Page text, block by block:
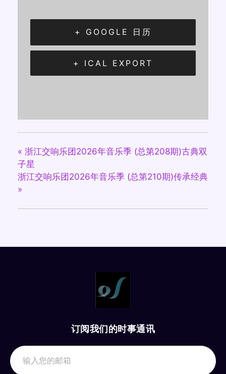
+ GOOGLE 日历
+ ICAL EXPORT
« 浙江交响乐团2026年音乐季 (总第208期)古典双
子星
浙江交响乐团2026年音乐季 (总第210期)传承经典
»
订阅我们的时事通讯